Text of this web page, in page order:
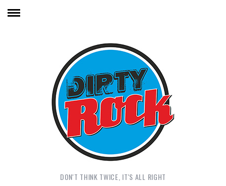
DON'T THINK TWICE, IT'S ALL RIGHT